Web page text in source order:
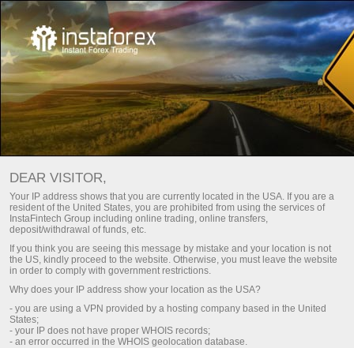
For traders दुनिया भर के छुट्टियां और पर्व
दुनिया भर के छुट्टियां और पर्व
जमा करें
DEAR VISITOR,
Your IP address shows that you are currently located in the USA. If you are a
resident of the United States, you are prohibited from using the services of
InstaFintech Group including online trading, online transfers,
deposit/withdrawal of funds, etc.
If you think you are seeing this message by mistake and your location is not
the US, kindly proceed to the website. Otherwise, you must leave the website
in order to comply with government restrictions.
Why does your IP address show your location as the USA?
- you are using a VPN provided by a hosting company based in the United
States;
- your IP does not have proper WHOIS records;
- an error occurred in the WHOIS geolocation database.